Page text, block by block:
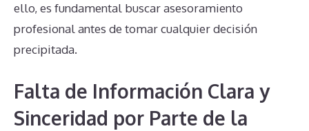
ello, es fundamental buscar asesoramiento
profesional antes de tomar cualquier decisión
precipitada.
Falta de Información Clara y
Sinceridad por Parte de la